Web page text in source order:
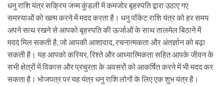
धनु राशि यंत्र सक्रिय जन्म कुंडली में कमजोर बृहस्पति द्वारा उठाए गए
समस्याओं को खत्म करने में मदद करता है। धनु पॉकेट राशि यंत्र को हर समय
अपने साथ रखने से आपको बृहस्पति की ऊर्जाओं के साथ तालमेल बिठाने में
मदद मिल सकती है, जो आपकी आशावाद, रचनात्मकता और अंतर्ज्ञान को बढ़ा
सकती है। यह आपको करियर, रिश्ते और आध्यात्मिकता सहित आपके जीवन के
सभी क्षेत्रों में विकास और प्रचुरता के अवसरों को आकर्षित करने में भी मदद कर
सकता है। भोजपत्र पर यह यंत्र धनु राशि लोगों के लिए एक शुभ यंत्र है।